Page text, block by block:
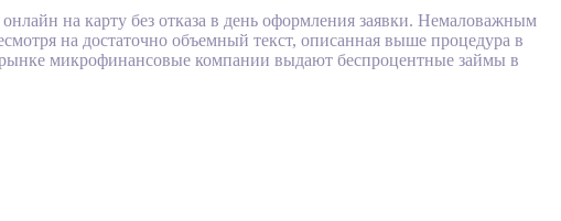
на карту без отказа в день оформления заявки. Немаловажным
на достаточно объемный текст, описанная выше процедура в
микрофинансовые компании выдают беспроцентные займы в